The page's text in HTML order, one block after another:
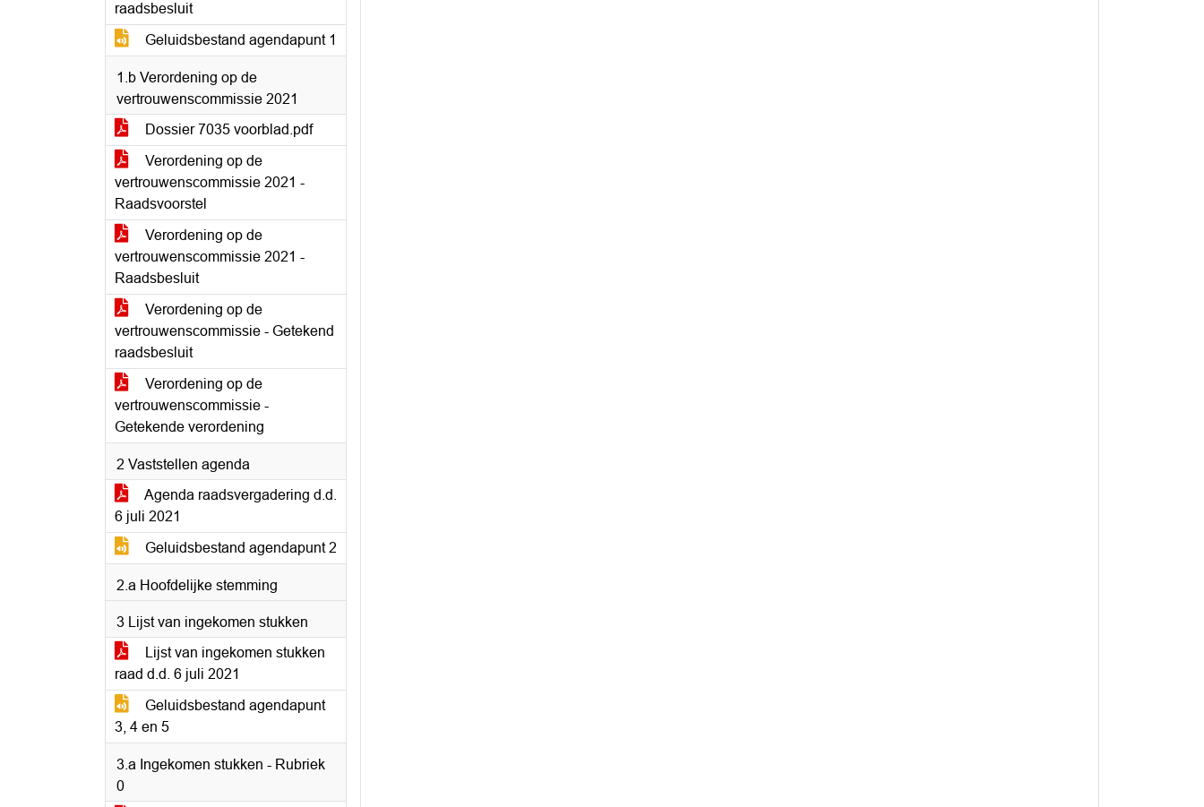
raadsbesluit
Geluidsbestand agendapunt 1
1.b Verordening op de
vertrouwenscommissie 2021
Dossier 7035 voorblad.pdf
Verordening op de
vertrouwenscommissie 2021 -
Raadsvoorstel
Verordening op de
vertrouwenscommissie 2021 -
Raadsbesluit
Verordening op de
vertrouwenscommissie - Getekend
raadsbesluit
Verordening op de
vertrouwenscommissie -
Getekende verordening
2 Vaststellen agenda
Agenda raadsvergadering d.d.
6 juli 2021
Geluidsbestand agendapunt 2
2.a Hoofdelijke stemming
3 Lijst van ingekomen stukken
Lijst van ingekomen stukken
raad d.d. 6 juli 2021
Geluidsbestand agendapunt
3, 4 en 5
3.a Ingekomen stukken - Rubriek
0